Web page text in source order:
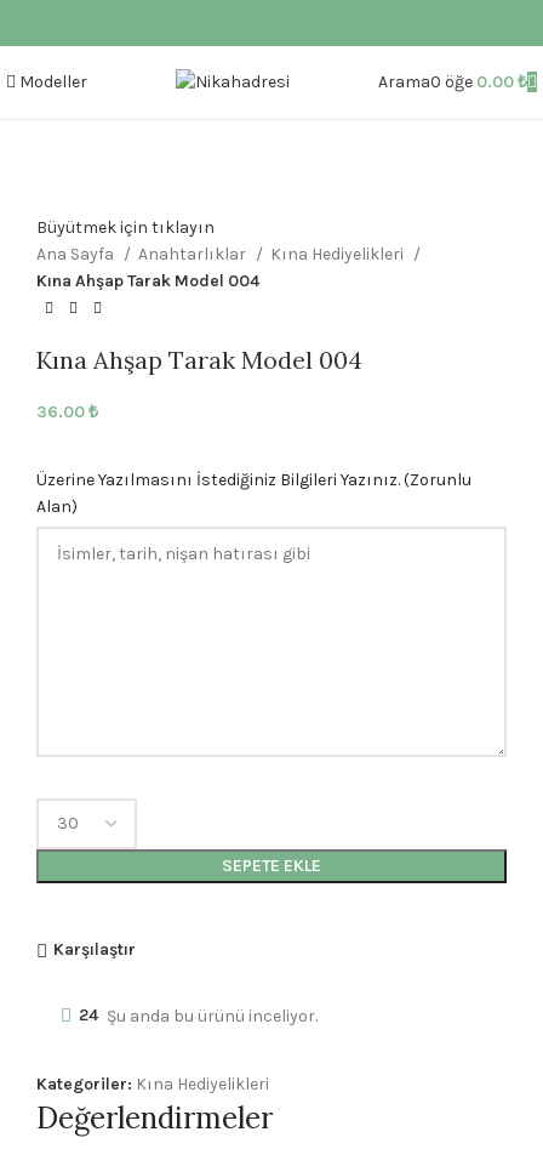
Modeller Arama0 öğe 0.00₺
Büyütmek için tıklayın
Ana Sayfa
Anahtarlıklar
Kına Hediyelikleri
Kına Ahşap Tarak Model 004
Kına Ahşap Tarak Model 004
36.00₺
Üzerine Yazılmasını İstediğiniz Bilgileri Yazınız. (Zorunlu
Alan)
SEPETE EKLE
Karşılaştır
24 Şu anda bu ürünü inceliyor.
Kategoriler: Kına Hediyelikleri
Değerlendirmeler